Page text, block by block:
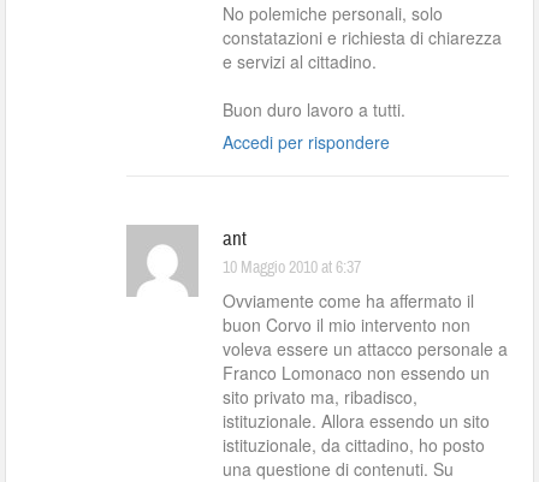
No polemiche personali, solo
constatazioni e richiesta di chiarezza
e servizi al cittadino.
Buon duro lavoro a tutti.
Accedi per rispondere
ant
10 Maggio 2010 at 6:37
Ovviamente come ha affermato il
buon Corvo il mio intervento non
voleva essere un attacco personale a
Franco Lomonaco non essendo un
sito privato ma, ribadisco,
istituzionale. Allora essendo un sito
istituzionale, da cittadino, ho posto
una questione di contenuti. Su